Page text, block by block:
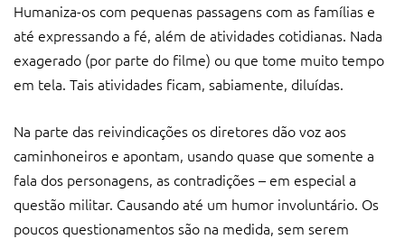
Humaniza-os com pequenas passagens com as famílias e
até expressando a fé, além de atividades cotidianas. Nada
exagerado (por parte do filme) ou que tome muito tempo
em tela. Tais atividades ficam, sabiamente, diluídas.
Na parte das reivindicações os diretores dão voz aos
caminhoneiros e apontam, usando quase que somente a
fala dos personagens, as contradições – em especial a
questão militar. Causando até um humor involuntário. Os
poucos questionamentos são na medida, sem serem